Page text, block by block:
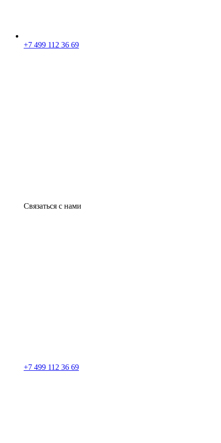
+7 499 112 36 69
Связаться с нами
+7 499 112 36 69